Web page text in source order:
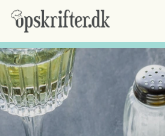
Der er ingen varer i din kurv.